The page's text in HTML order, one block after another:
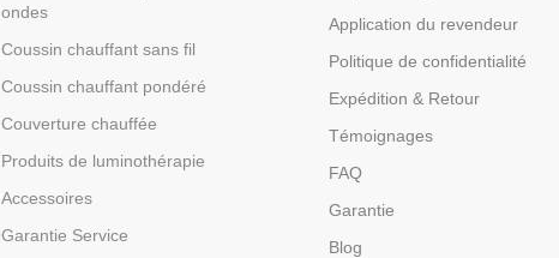
ondes
Coussin chauffant sans fil
Coussin chauffant pondéré
Couverture chauffée
Produits de luminothérapie
Accessoires
Garantie Service
Application du revendeur
Politique de confidentialité
Expédition & Retour
Témoignages
FAQ
Garantie
Blog